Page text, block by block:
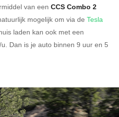
van een CCS Combo 2
mogelijk om via de Tesla
laden kan ook met een
Dan is je auto binnen 9 uur en 5